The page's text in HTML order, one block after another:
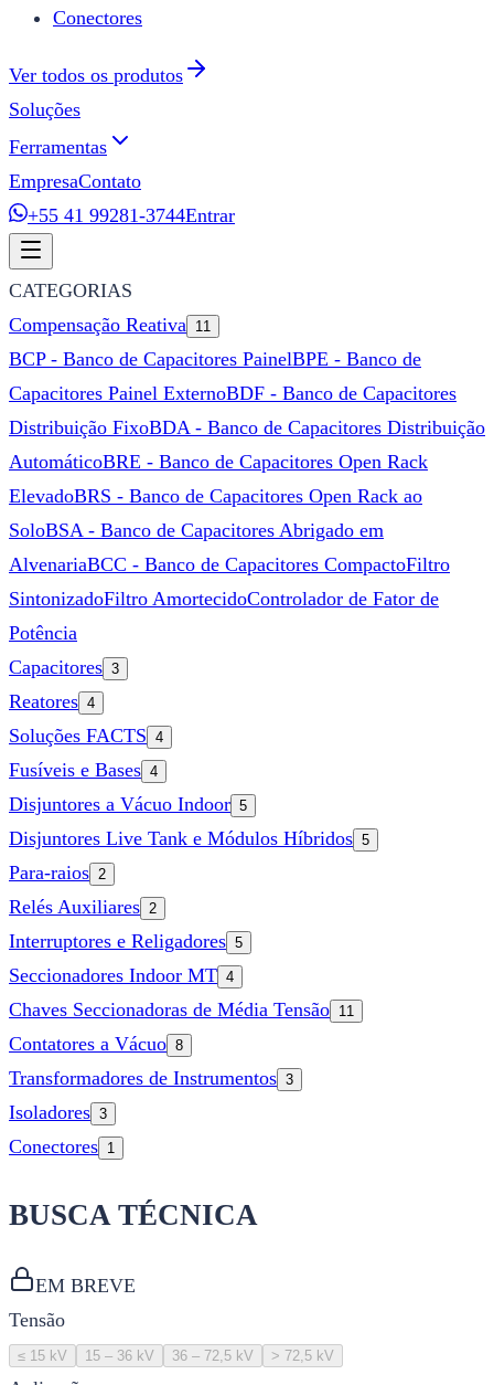
Conectores
Ver todos os produtos
Soluções
Ferramentas
EmpresaContato
+55 41 99281-3744Entrar
CATEGORIAS
Compensação Reativa 11
BCP - Banco de Capacitores PainelBPE - Banco de
Capacitores Painel ExternoBDF - Banco de Capacitores
Distribuição FixoBDA - Banco de Capacitores Distribuição
AutomáticoBRE - Banco de Capacitores Open Rack
ElevadoBRS - Banco de Capacitores Open Rack ao
SoloBSA - Banco de Capacitores Abrigado em
AlvenariaBCC - Banco de Capacitores CompactoFiltro
SintonizadoFiltro AmortecidoControlador de Fator de
Potência
Capacitores 3
Reatores 4
Soluções FACTS 4
Fusíveis e Bases 4
Disjuntores a Vácuo Indoor 5
Disjuntores Live Tank e Módulos Híbridos 5
Para-raios 2
Relés Auxiliares 2
Interruptores e Religadores 5
Seccionadores Indoor MT 4
Chaves Seccionadoras de Média Tensão 11
Contatores a Vácuo 8
Transformadores de Instrumentos 3
Isoladores 3
Conectores 1
BUSCA TÉCNICA
EM BREVE
Tensão
≤ 15 kV 15 – 36 kV 36 – 72,5 kV > 72,5 kV